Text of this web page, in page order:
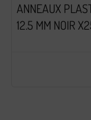
ANNEAUX
12.5 MM NOIR